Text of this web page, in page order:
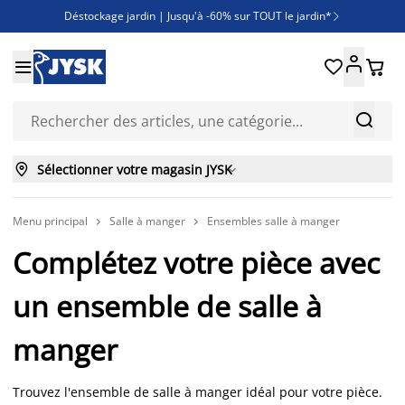
Déstockage jardin | Jusqu'à -60% sur TOUT le jardin* 
Jusqu'à -50% sur une sélection literie
Découvrez les nouveautés de la collection


 
 Sélectionner votre magasin JYSK
Menu principal  Salle à manger  Ensembles salle à manger
Complétez votre pièce avec
un ensemble de salle à
manger
Trouvez l'ensemble de salle à manger idéal pour votre pièce.